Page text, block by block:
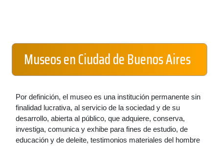
Museos en Ciudad de Buenos Aires
Por definición, el museo es una institución permanente sin
finalidad lucrativa, al servicio de la sociedad y de su
desarrollo, abierta al público, que adquiere, conserva,
investiga, comunica y exhibe para fines de estudio, de
educación y de deleite, testimonios materiales del hombre